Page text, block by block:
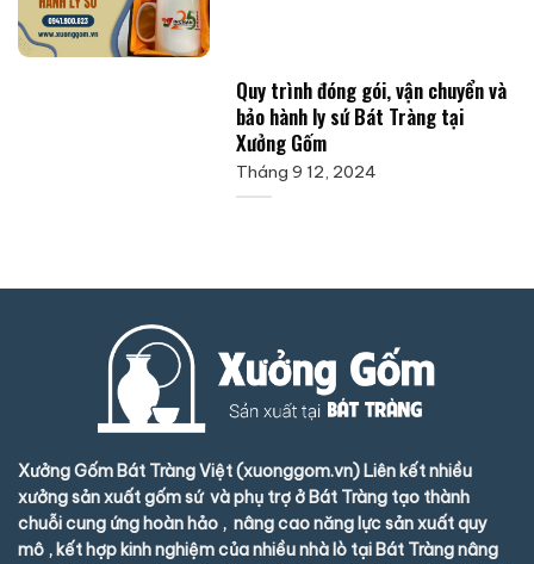
Quy trình đóng gói, vận chuyển và
bảo hành ly sứ Bát Tràng tại
Xưởng Gốm
Tháng 9 12, 2024
Xưởng Gốm Bát Tràng Việt (xuonggom.vn) Liên kết nhiều
xưởng sản xuất gốm sứ và phụ trợ ở Bát Tràng tạo thành
chuỗi cung ứng hoàn hảo , nâng cao năng lực sản xuất quy
mô , kết hợp kinh nghiệm của nhiều nhà lò tại Bát Tràng nâng